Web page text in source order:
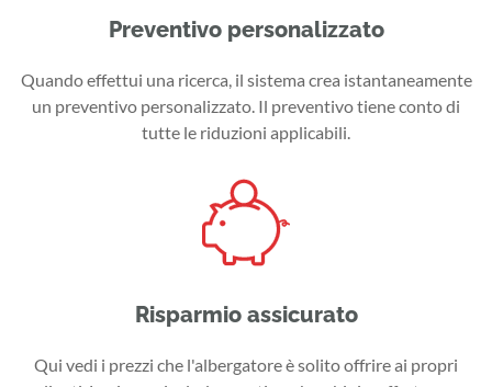
Preventivo personalizzato
Quando effettui una ricerca, il sistema crea istantaneamente
un preventivo personalizzato. Il preventivo tiene conto di
tutte le riduzioni applicabili.
Risparmio assicurato
Qui vedi i prezzi che l'albergatore è solito offrire ai propri